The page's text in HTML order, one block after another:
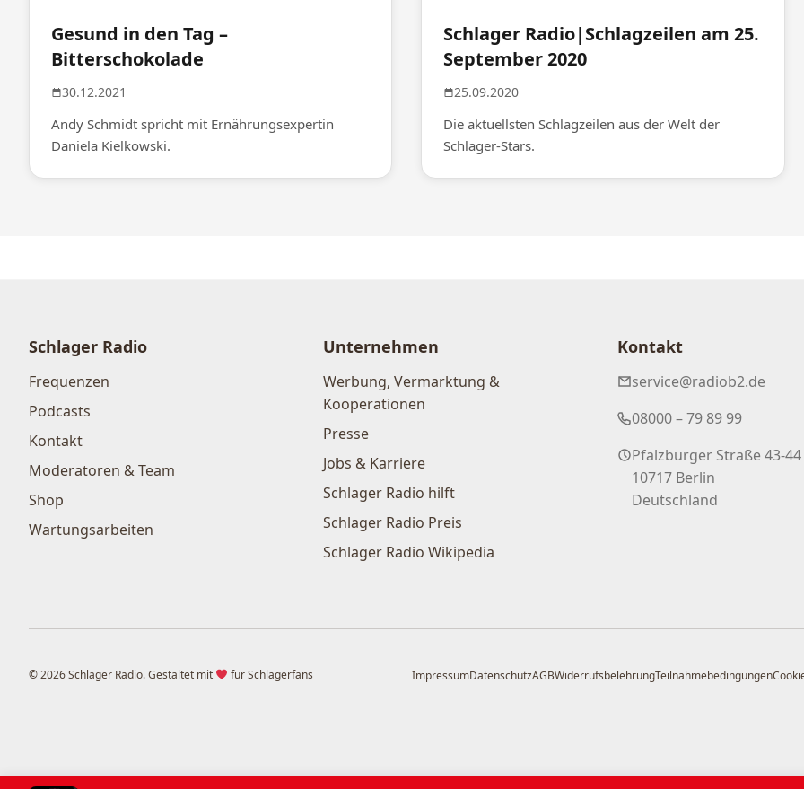
Gesund in den Tag –
Bitterschokolade
30.12.2021
Andy Schmidt spricht mit Ernährungsexpertin
Daniela Kielkowski.
Schlager Radio|Schlagzeilen am 25.
September 2020
25.09.2020
Die aktuellsten Schlagzeilen aus der Welt der
Schlager-Stars.
Schlager Radio
Frequenzen
Podcasts
Kontakt
Moderatoren & Team
Shop
Wartungsarbeiten
Unternehmen
Werbung, Vermarktung &
Kooperationen
Presse
Jobs & Karriere
Schlager Radio hilft
Schlager Radio Preis
Schlager Radio Wikipedia
Kontakt
service@radiob2.de
08000 – 79 89 99
Pfalzburger Straße 43-44
10717 Berlin
Deutschland
© 2026 Schlager Radio. Gestaltet mit für Schlagerfans ImpressumDatenschutzAGBWiderrufsbelehrungTeilnahmebedingungen